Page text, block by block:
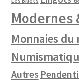
Modernes
Monnaies du
Autres